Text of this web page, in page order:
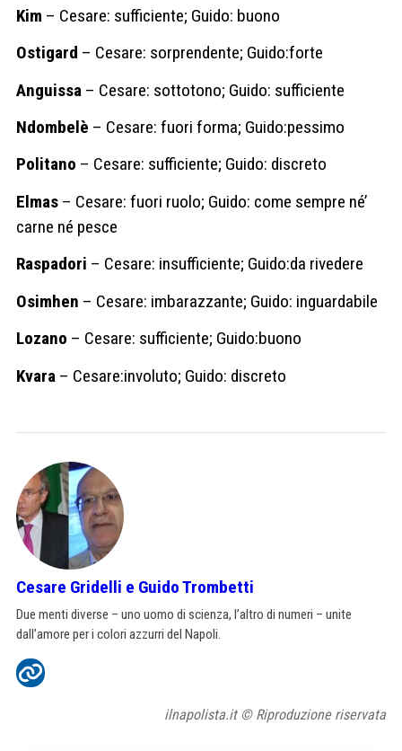
Kim – Cesare: sufficiente; Guido: buono
Ostigard – Cesare: sorprendente; Guido:forte
Anguissa – Cesare: sottotono; Guido: sufficiente
Ndombelè – Cesare: fuori forma; Guido:pessimo
Politano – Cesare: sufficiente; Guido: discreto
Elmas – Cesare: fuori ruolo; Guido: come sempre né’
carne né pesce
Raspadori – Cesare: insufficiente; Guido:da rivedere
Osimhen – Cesare: imbarazzante; Guido: inguardabile
Lozano – Cesare: sufficiente; Guido:buono
Kvara – Cesare:involuto; Guido: discreto
Cesare Gridelli e Guido Trombetti
Due menti diverse – uno uomo di scienza, l’altro di numeri – unite
dall’amore per i colori azzurri del Napoli.
ilnapolista.it © Riproduzione riservata